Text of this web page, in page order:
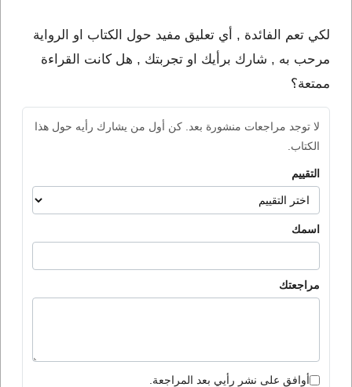
لكي تعم الفائدة , أي تعليق مفيد حول الكتاب او الرواية
مرحب به , شارك برأيك او تجربتك , هل كانت القراءة
ممتعة؟
لا توجد مراجعات منشورة بعد. كن أول من يشارك رأيه حول هذا
الكتاب.
التقييم
اسمك
مراجعتك
أوافق على نشر رأيي بعد المراجعة.